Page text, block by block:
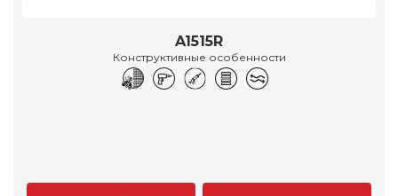
A1515R
Конструктивные особенности